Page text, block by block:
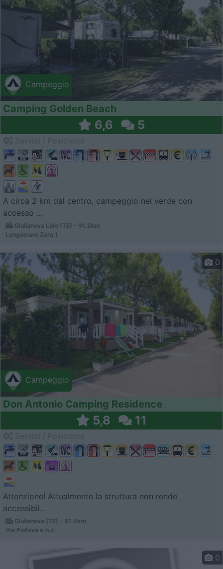
Campeggio
Camping Golden Beach
6,6 5
A circa 2 km dal centro, campeggio nel verde con
accesso ...
Giulianova Lido (TE) - 91.2km
Lungomare Zara 1
Campeggio
0
Don Antonio Camping Residence
5,8 11
Attenzione! Attualmente la struttura non rende
accessibil...
Giulianova (TE) - 91.4km
Via Padova s.n.c.
0